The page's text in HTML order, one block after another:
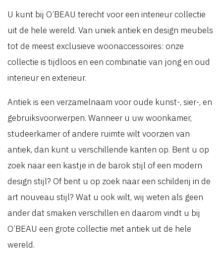
U kunt bij O’BEAU terecht voor een interieur collectie
uit de hele wereld. Van uniek antiek en design meubels
tot de meest exclusieve woonaccessoires: onze
collectie is tijdloos en een combinatie van jong en oud
interieur en exterieur.
Antiek is een verzamelnaam voor oude kunst-, sier-, en
gebruiksvoorwerpen. Wanneer u uw woonkamer,
studeerkamer of andere ruimte wilt voorzien van
antiek, dan kunt u verschillende kanten op. Bent u op
zoek naar een kastje in de barok stijl of een modern
design stijl? Of bent u op zoek naar een schilderij in de
art nouveau stijl? Wat u ook wilt, wij weten als geen
ander dat smaken verschillen en daarom vindt u bij
O’BEAU een grote collectie met antiek uit de hele
wereld.